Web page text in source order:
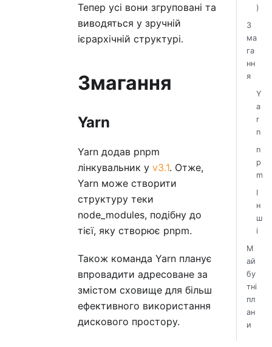
Тепер усі вони згруповані та
виводяться у зручній
ієрархічній структурі.
Змагання
Yarn
Yarn додав pnpm
лінкувальник у v3.1. Отже,
Yarn може створити
структуру теки
node_modules, подібну до
тієї, яку створює pnpm.
Також команда Yarn планує
впровадити адресоване за
змістом сховище для більш
ефективного використання
дискового простору.
)
З
ма
га
нн
я
Y
a
r
n
n
p
m
І
н
ш
і
М
ай
бу
тні
пл
ан
и